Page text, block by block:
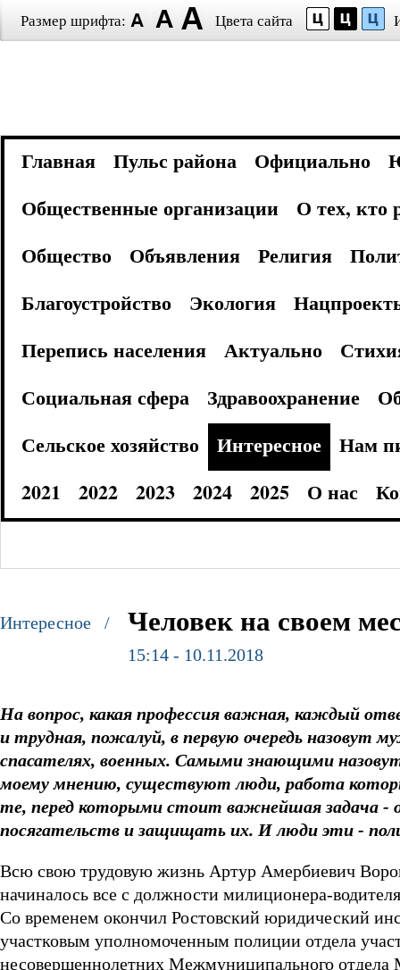
Размер шрифта: Цвета сайта
Главная Пульс района Официально
Общественные организации
О тех, кто
Общество
Объявления Религия
Благоустройство
Экология
Перепись населения
Актуально
Социальная сфера
Здравоохранение
Сельское хозяйство
Интересное
Нам
2021
2022 2023 2024 2025 О нас
Интересное / Человек на своем
15:14 - 10.11.2018
На вопрос, какая профессия важная, каждый
и трудная, пожалуй, в первую очередь назовут
спасателях, военных. Самыми знающими
моему мнению, существуют люди, работа
те, перед которыми стоит важнейшая задача -
посягательств и защищать их. И люди эти -
Всю свою трудовую жизнь Артур Амербиевич
начиналось все с должности милиционера-
Со временем окончил Ростовский юридический
участковым уполномоченным полиции отдела
несовершеннолетних Межмуниципального